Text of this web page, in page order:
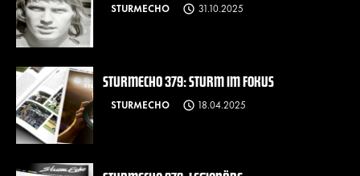
STURMECHO 31.10.2025
STURMECHO 379: STURM IM FOKUS
STURMECHO 18.04.2025